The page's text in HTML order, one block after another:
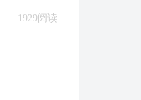
1929阅读